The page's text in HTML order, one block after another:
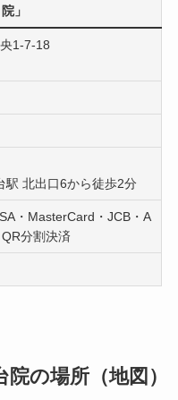
院」
1-7-18
駅 北出口6から徒歩2分
・MasterCard・JCB・A
分割決済
の場所（地図）